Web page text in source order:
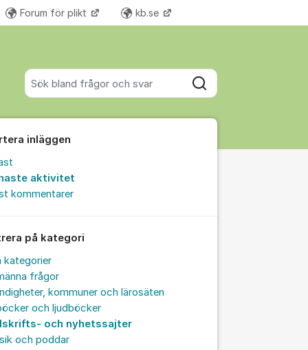
Sök bland alla inlägg
Sök
Forum för plikt kb.se Fler supportlänkar
inläggen
aktivitet
kommentarer
på kategori
kategorier
frågor
kommuner och lärosäten
och ljudböcker
och nyhetssajter
och poddar